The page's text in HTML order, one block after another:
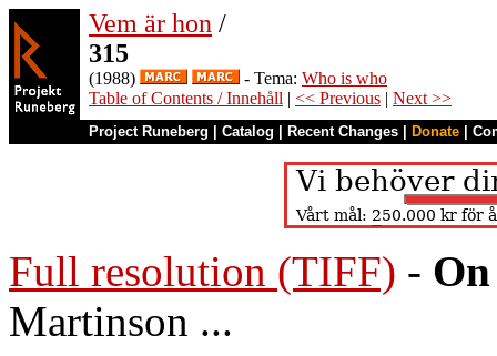
Vem är hon /
315
(1988) - Tema: Who is who
Table of Contents / Innehåll | << Previous | Next >>
Project Runeberg Catalog Recent Changes Donate
Full resolution (TIFF) -
Martinson ...